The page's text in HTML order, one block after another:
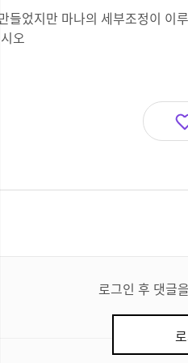
들었지만 마나의 세부조정이
오
로그인 후 댓글